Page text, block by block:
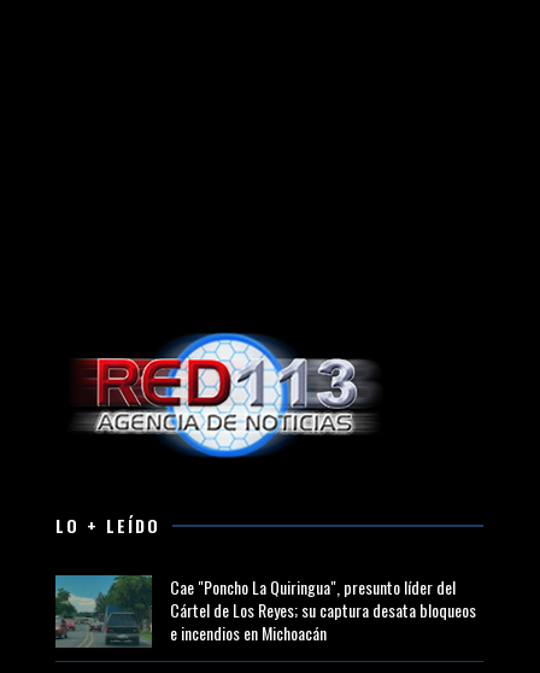
LO + LEÍDO
Cae "Poncho La Quiringua", presunto líder del
Cártel de Los Reyes; su captura desata bloqueos
e incendios en Michoacán